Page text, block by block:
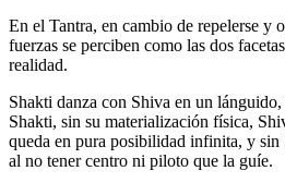
En el Tantra, en cambio de repelerse y
fuerzas se perciben como las dos
realidad.
Shakti danza con Shiva en un
Shakti, sin su materialización física,
queda en pura posibilidad infinita, y sin
al no tener centro ni piloto que la guíe.